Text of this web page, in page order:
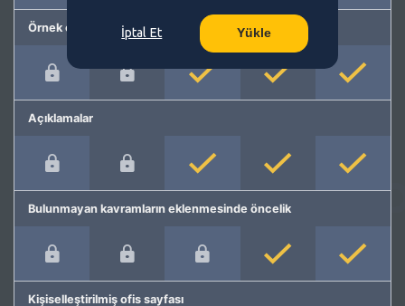
Örnek cümleler
Açıklamalar
Bulunmayan kavramların eklenmesinde öncelik
Kişiselleştirilmiş ofis sayfası
İptal Et Yükle